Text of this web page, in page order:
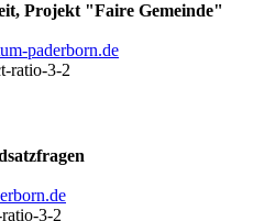
Projekt "Faire Gemeinde"
paderborn.de